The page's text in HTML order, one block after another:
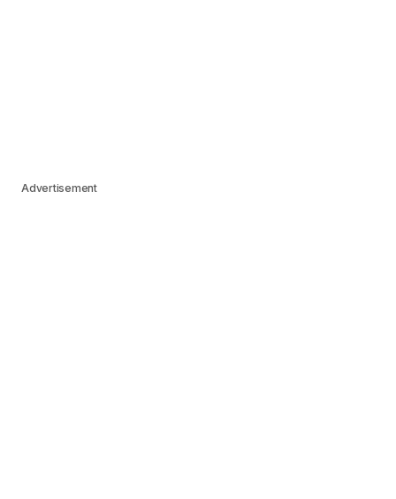
Advertisement